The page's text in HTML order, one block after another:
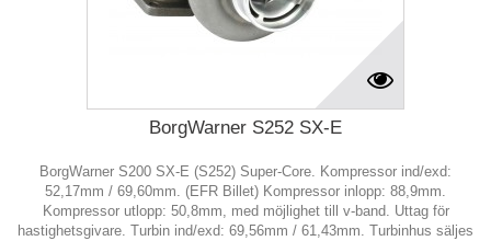
BorgWarner S252 SX-E
BorgWarner S200 SX-E (S252) Super-Core. Kompressor ind/exd:
52,17mm / 69,60mm. (EFR Billet) Kompressor inlopp: 88,9mm.
Kompressor utlopp: 50,8mm, med möjlighet till v-band. Uttag för
hastighetsgivare. Turbin ind/exd: 69,56mm / 61,43mm. Turbinhus säljes